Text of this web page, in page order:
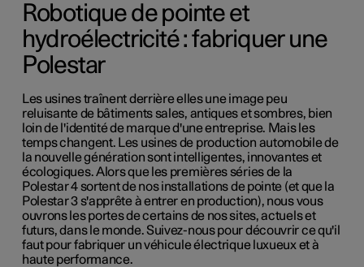
Robotique de pointe et
hydroélectricité : fabriquer une
Polestar
Les usines traînent derrière elles une image peu
reluisante de bâtiments sales, antiques et sombres, bien
loin de l'identité de marque d'une entreprise. Mais les
temps changent. Les usines de production automobile de
la nouvelle génération sont intelligentes, innovantes et
écologiques. Alors que les premières séries de la
Polestar 4 sortent de nos installations de pointe (et que la
Polestar 3 s'apprête à entrer en production), nous vous
ouvrons les portes de certains de nos sites, actuels et
futurs, dans le monde. Suivez-nous pour découvrir ce qu'il
faut pour fabriquer un véhicule électrique luxueux et à
haute performance.